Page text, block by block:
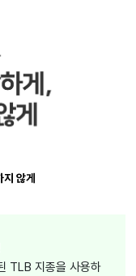
않게
TLB 지종을 사용하